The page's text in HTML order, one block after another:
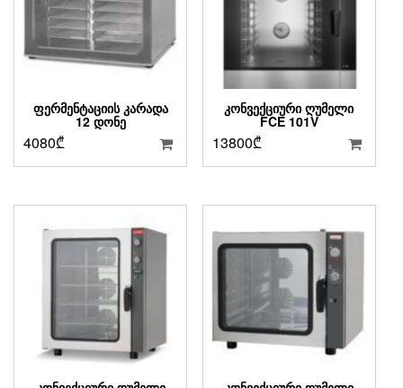
ᲤᲔᲠᲛᲔᲜᲢᲐᲪᲘᲘᲡ ᲙᲐᲠᲐᲓᲐ
12 ᲓᲝᲜᲔ
4080₾
ᲙᲝᲜᲕᲔᲥᲪᲘᲣᲠᲘ ᲦᲣᲛᲔᲚᲘ
FCE 101V
13800₾